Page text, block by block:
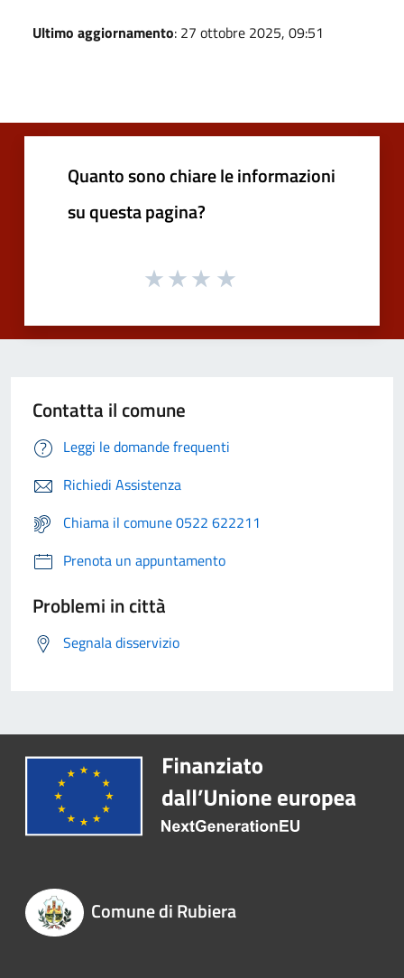
Ultimo aggiornamento: 27 ottobre 2025, 09:51
Quanto sono chiare le informazioni
su questa pagina?
Contatta il comune
Leggi le domande frequenti
Richiedi Assistenza
Chiama il comune 0522 622211
Prenota un appuntamento
Problemi in città
Segnala disservizio
Comune di Rubiera